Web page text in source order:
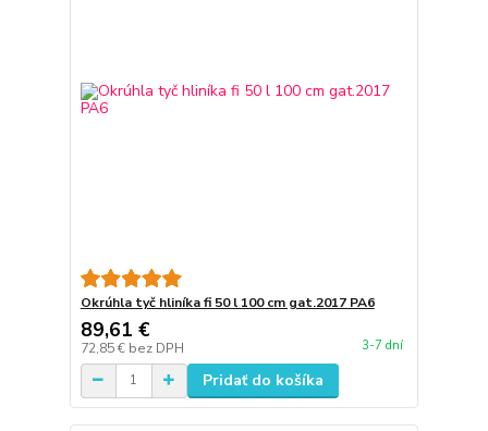
Okrúhla tyč hliníka fi 50 l 100 cm gat.2017 PA6
89,61 €
72,85 € bez DPH 3-7 dní
Pridať do košíka